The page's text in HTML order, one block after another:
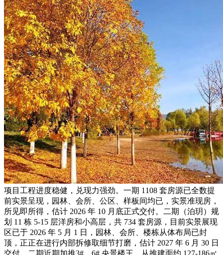
项目工程进度稳健，兑现力强劲。一期 1108 套房源已全数提
前实景呈现，园林、会所、公区、样板间均已，实景准现房，
所见即所得，估计 2026 年 10 月底正式交付。二期（泊玥）规
划 11 栋 5-15 层洋房和小高层，共 734 套房源，目前实景展现
区已于 2026 年 5 月 1 日，园林、会所、楼栋从体布局已封
顶，正正在进行内部拆修取细节打磨，估计 2027 年 6 月 30 日